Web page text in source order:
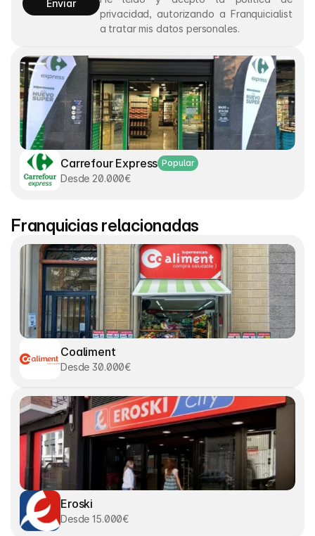
Enviar
privacidad, autorizando a Franquicialist
a tratar mis datos personales.
Carrefour Express Popular
Desde 20.000€
Franquicias relacionadas
Coaliment
Desde 30.000€
Eroski
Desde 15.000€